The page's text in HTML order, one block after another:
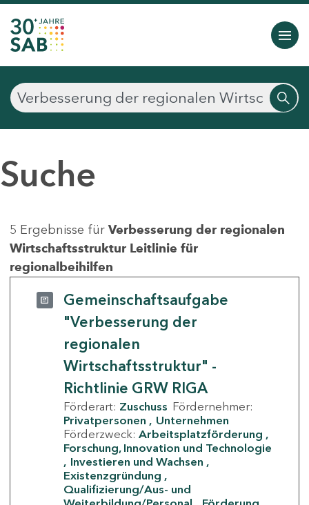
Suche
5 Ergebnisse für Verbesserung der regionalen
Wirtschaftsstruktur Leitlinie für
regionalbeihilfen
Gemeinschaftsaufgabe
"Verbesserung der
regionalen
Wirtschaftsstruktur" -
Richtlinie GRW RIGA
Förderart: Zuschuss Fördernehmer:
Privatpersonen
Unternehmen
Förderzweck: Arbeitsplatzförderung
Forschung, Innovation und Technologie
Investieren und Wachsen
Existenzgründung
Qualifizierung/Aus- und